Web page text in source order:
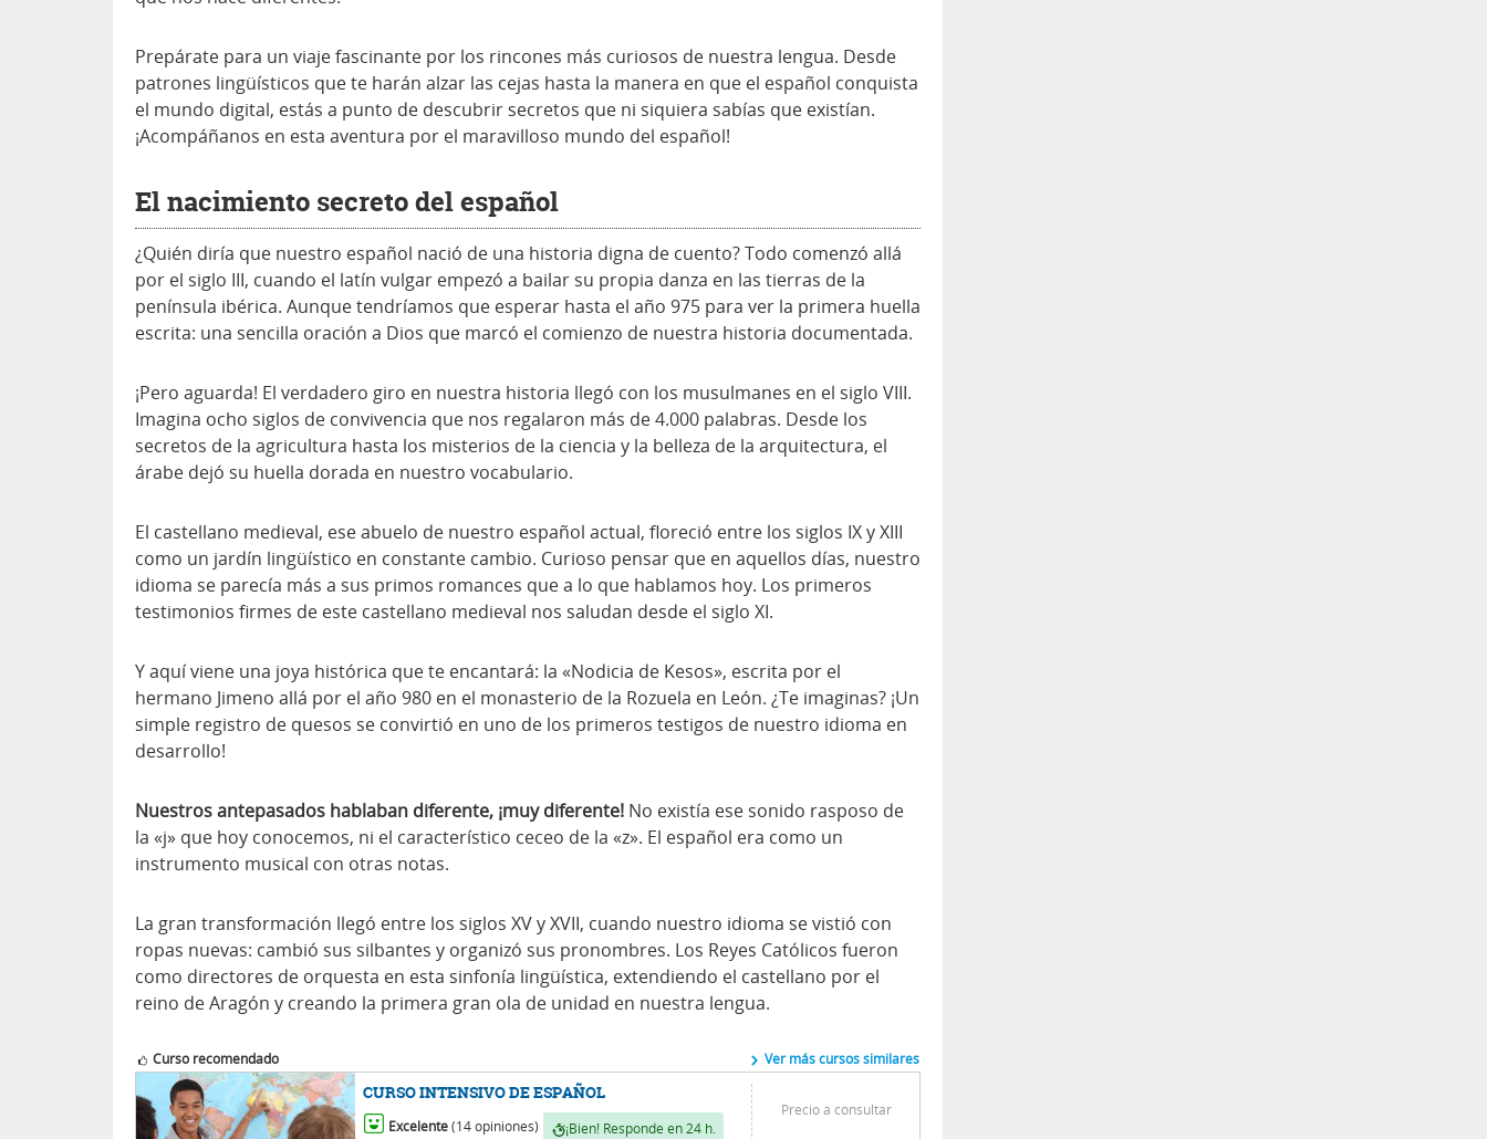
Prepárate para un viaje fascinante por los rincones más curiosos de nuestra lengua. Desde
patrones lingüísticos que te harán alzar las cejas hasta la manera en que el español conquista
el mundo digital, estás a punto de descubrir secretos que ni siquiera sabías que existían.
¡Acompáñanos en esta aventura por el maravilloso mundo del español!
El nacimiento secreto del español
¿Quién diría que nuestro español nació de una historia digna de cuento? Todo comenzó allá
por el siglo III, cuando el latín vulgar empezó a bailar su propia danza en las tierras de la
península ibérica. Aunque tendríamos que esperar hasta el año 975 para ver la primera huella
escrita: una sencilla oración a Dios que marcó el comienzo de nuestra historia documentada.
¡Pero aguarda! El verdadero giro en nuestra historia llegó con los musulmanes en el siglo VIII.
Imagina ocho siglos de convivencia que nos regalaron más de 4.000 palabras. Desde los
secretos de la agricultura hasta los misterios de la ciencia y la belleza de la arquitectura, el
árabe dejó su huella dorada en nuestro vocabulario.
El castellano medieval, ese abuelo de nuestro español actual, floreció entre los siglos IX y XIII
como un jardín lingüístico en constante cambio. Curioso pensar que en aquellos días, nuestro
idioma se parecía más a sus primos romances que a lo que hablamos hoy. Los primeros
testimonios firmes de este castellano medieval nos saludan desde el siglo XI.
Y aquí viene una joya histórica que te encantará: la «Nodicia de Kesos», escrita por el
hermano Jimeno allá por el año 980 en el monasterio de la Rozuela en León. ¿Te imaginas? ¡Un
simple registro de quesos se convirtió en uno de los primeros testigos de nuestro idioma en
desarrollo!
Nuestros antepasados hablaban diferente, ¡muy diferente! No existía ese sonido rasposo de
la «j» que hoy conocemos, ni el característico ceceo de la «z». El español era como un
instrumento musical con otras notas.
La gran transformación llegó entre los siglos XV y XVII, cuando nuestro idioma se vistió con
ropas nuevas: cambió sus silbantes y organizó sus pronombres. Los Reyes Católicos fueron
como directores de orquesta en esta sinfonía lingüística, extendiendo el castellano por el
reino de Aragón y creando la primera gran ola de unidad en nuestra lengua.
Curso recomendado Ver más cursos similares
CURSO INTENSIVO DE ESPAÑOL
Excelente(14 opiniones)
¡Bien! Responde en 24 h.
Precio a consultar